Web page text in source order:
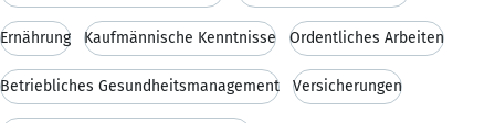
Ernährung Kaufmännische Kenntnisse Ordentliches Arbeiten
Betriebliches Gesundheitsmanagement Versicherungen